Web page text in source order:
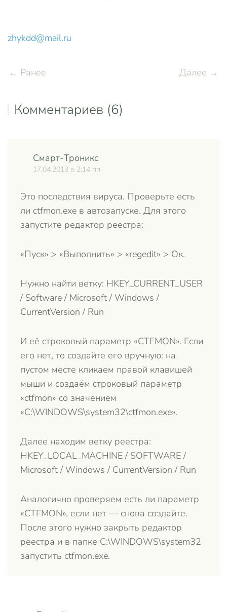
zhykdd@mail.ru
← Ранее Далее →
Комментариев (6)
Смарт-Троникс
17.04.2013 в 2:14 пп
Это последствия вируса. Проверьте есть
ли ctfmon.exe в автозапуске. Для этого
запустите редактор реестра:
«Пуск» > «Выполнить» > «regedit» > Ок.
Нужно найти ветку: HKEY_CURRENT_USER
/ Software / Microsoft / Windows /
CurrentVersion / Run
И её строковый параметр «CTFMON». Если
его нет, то создайте его вручную: на
пустом месте кликаем правой клавишей
мыши и создаём строковый параметр
«ctfmon» со значением
«C:\WINDOWS\system32\ctfmon.exe».
Далее находим ветку реестра:
HKEY_LOCAL_MACHINE / SOFTWARE /
Microsoft / Windows / CurrentVersion / Run
Аналогично проверяем есть ли параметр
«CTFMON», если нет — снова создайте.
После этого нужно закрыть редактор
реестра и в папке C:\WINDOWS\system32
запустить ctfmon.exe.